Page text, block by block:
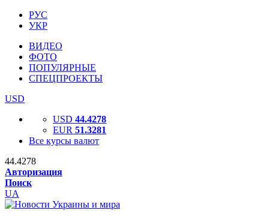
РУС
УКР
ВИДЕО
ФОТО
ПОПУЛЯРНЫЕ
СПЕЦПРОЕКТЫ
USD
USD 44.4278
EUR 51.3281
Все курсы валют
44.4278
Авторизация
Поиск
UA